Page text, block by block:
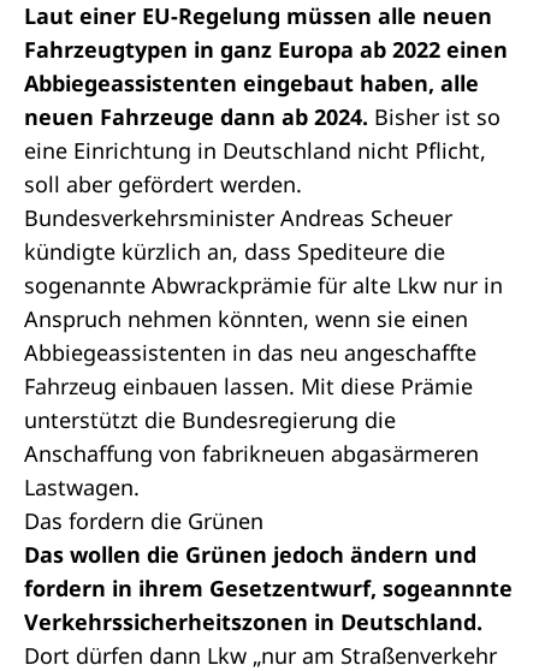
Laut einer EU-Regelung müssen alle neuen
Fahrzeugtypen in ganz Europa ab 2022 einen
Abbiegeassistenten eingebaut haben, alle
neuen Fahrzeuge dann ab 2024. Bisher ist so
eine Einrichtung in Deutschland nicht Pflicht,
soll aber gefördert werden.
Bundesverkehrsminister Andreas Scheuer
kündigte kürzlich an, dass Spediteure die
sogenannte Abwrackprämie für alte Lkw nur in
Anspruch nehmen könnten, wenn sie einen
Abbiegeassistenten in das neu angeschaffte
Fahrzeug einbauen lassen. Mit diese Prämie
unterstützt die Bundesregierung die
Anschaffung von fabrikneuen abgasärmeren
Lastwagen.
Das fordern die Grünen
Das wollen die Grünen jedoch ändern und
fordern in ihrem Gesetzentwurf, sogeannnte
Verkehrssicherheitszonen in Deutschland.
Dort dürfen dann Lkw „nur am Straßenverkehr